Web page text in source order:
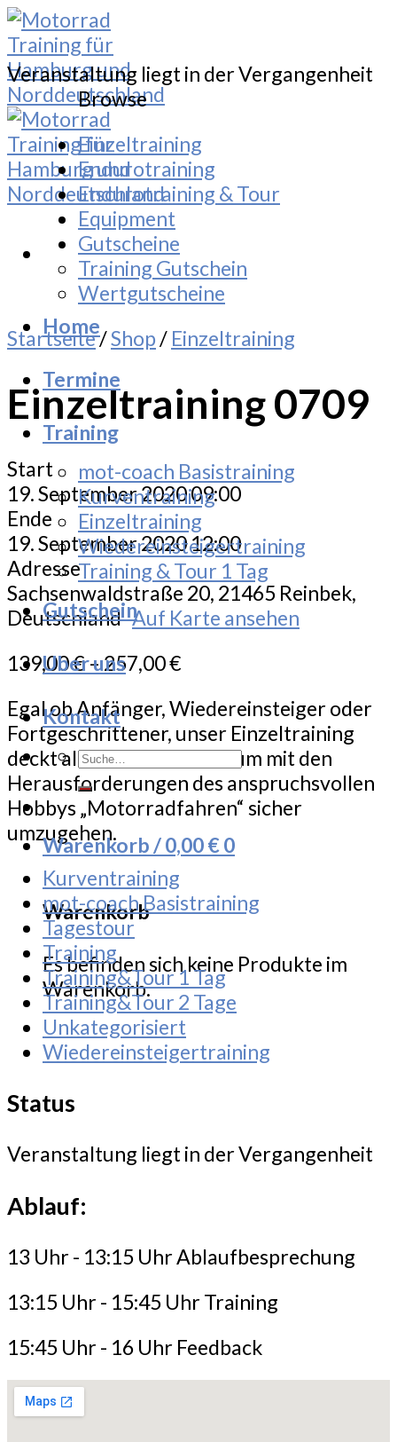
Skip
to
content
Home
Termine
Training
mot-coach Basistraining
Kurventraining
Einzeltraining
Wiedereinsteigertraining
Training & Tour 1 Tag
Gutschein
Uber uns
Kontakt
Suche
nach:
Warenkorb /0,00€0
Warenkorb
Es befinden sich keine Produkte im
Warenkorb.
Veranstaltung liegt in der Vergangenheit
Startseite/Shop/ Einzeltraining
Einzeltraining 0709
Start
19. September 2020 09:00
Ende
19. September 2020 12:00
Adresse
Sachsenwaldstraße 20, 21465 Reinbek,
DeutschlandAuf Karte ansehen
139,00€–257,00€
Egal ob Anfänger, Wiedereinsteiger oder
Fortgeschrittener, unser Einzeltraining
deckt alle Bedürfnisse ab um mit den
Herausforderungen des anspruchsvollen
Hobbys „Motorradfahren“ sicher
umzugehen.
Browse
Einzeltraining
Endurotraining
Endurotraining & Tour
Equipment
Gutscheine
Training Gutschein
Wertgutscheine
Kurventraining
mot-coach Basistraining
Tagestour
Training
Training&Tour 1 Tag
Training&Tour 2 Tage
Unkategorisiert
Wiedereinsteigertraining
Status
Veranstaltung liegt in der Vergangenheit
Ablauf:
13 Uhr - 13:15 Uhr Ablaufbesprechung
13:15 Uhr - 15:45 Uhr Training
15:45 Uhr - 16 Uhr Feedback